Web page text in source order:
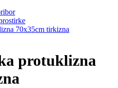
70x35cm tirkizna
protuklizna